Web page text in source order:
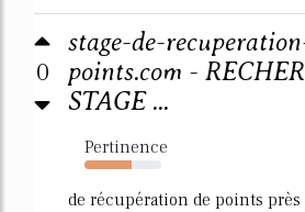
0
stage-de-
points.com -
STAGE ...
Pertinence
61%
de récupération de points près